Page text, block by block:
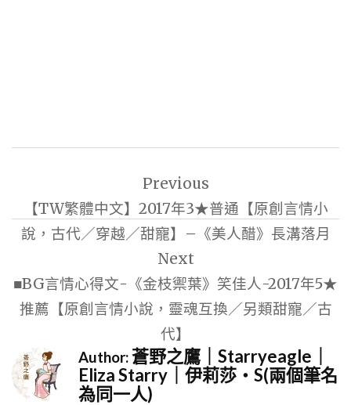
導
覽
Previous
【TW繁體中文】2017年3★普通【原創言情小
說，古代／穿越／甜寵】–《美人醋》長溝落月
Next
■BG言情心得文-《金枝禦葉》笑佳人-2017年5★
推薦【原創言情小說，靈魂互換／另類甜寵／古
代】
Author:蒼野之鷹｜Starryeagle｜
Eliza Starry｜伊莉莎・S(兩個筆名
為同一人)